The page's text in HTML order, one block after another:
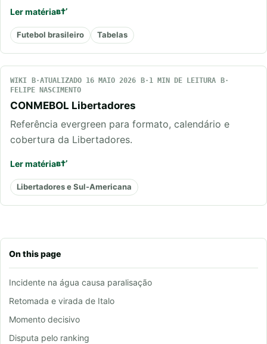
On this page
Incidente na água causa paralisação
Retomada e virada de Italo
Momento decisivo
Disputa pelo ranking
Ler matéria
Futebol brasileiro Tabelas
WIKI ATUALIZADO 16 MAIO 2026
1 MIN DE LEITURA
FELIPE NASCIMENTO
CONMEBOL Libertadores
Referência evergreen para formato, calendário e
cobertura da Libertadores.
Ler matéria
Libertadores e Sul-Americana